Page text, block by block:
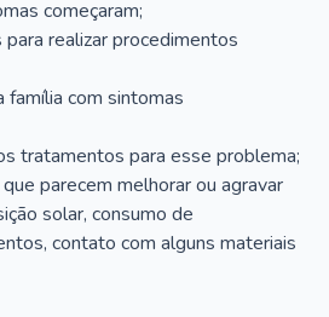
começaram;
realizar procedimentos
família com sintomas
tratamentos para esse problema;
parecem melhorar ou agravar
solar, consumo de
contato com alguns materiais